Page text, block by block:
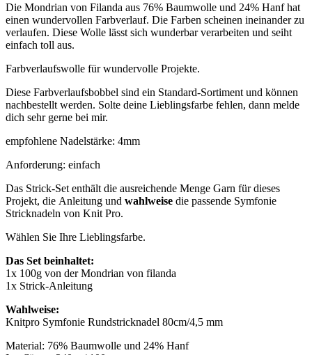
Die Mondrian von Filanda aus 76% Baumwolle und 24% Hanf hat
einen wundervollen Farbverlauf. Die Farben scheinen ineinander zu
verlaufen. Diese Wolle lässt sich wunderbar verarbeiten und seiht
einfach toll aus.
Farbverlaufswolle für wundervolle Projekte.
Diese Farbverlaufsbobbel sind ein Standard-Sortiment und können
nachbestellt werden. Solte deine Lieblingsfarbe fehlen, dann melde
dich sehr gerne bei mir.
empfohlene Nadelstärke: 4mm
Anforderung: einfach
Das Strick-Set enthält die ausreichende Menge Garn für dieses
Projekt, die Anleitung und wahlweise die passende Symfonie
Stricknadeln von Knit Pro.
Wählen Sie Ihre Lieblingsfarbe.
Das Set beinhaltet:
1x 100g von der Mondrian von filanda
1x Strick-Anleitung
Wahlweise:
Knitpro Symfonie Rundstricknadel 80cm/4,5 mm
Material: 76% Baumwolle und 24% Hanf